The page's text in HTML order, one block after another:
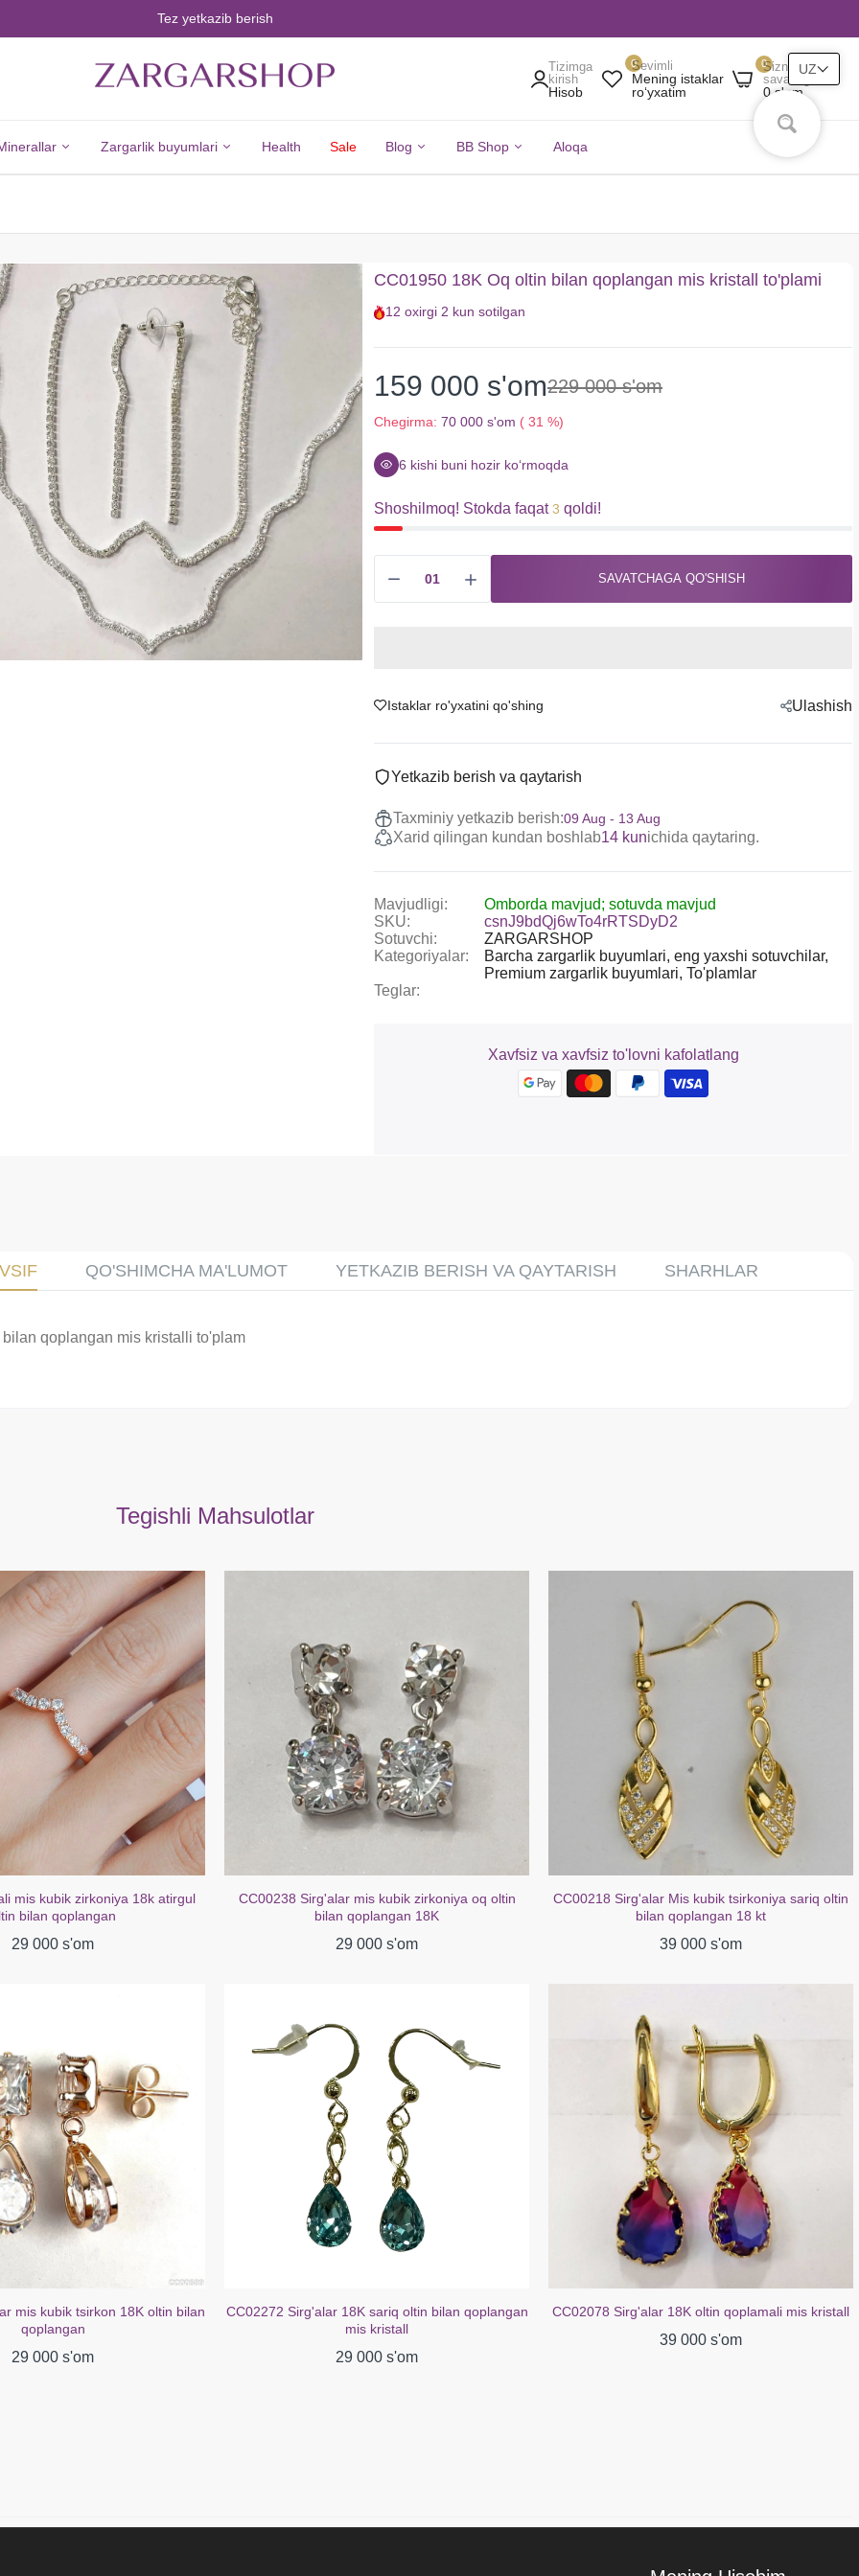
Tez yetkazib berish
Tizimga
kirish
Hisob
0Sevimli
Mening istaklar
roʻyxatim
0Sizning
savatingiz
0 s'om
Barcha
Minerallar
Zumrad
Granat
Ametist
Tanzanit
Boshqalar
Zargarlik buyumlari
Barcha
Zargarlik
Buyumlari
Kumush
Yangi
Tovarlar
Uzuklar
Ziraklar
Chanes
Kulonlar
Marjonlarni
Health Sale Blog BB Shop Aloqa
CC01950 18K Oq oltin bilan qoplangan mis kristall to'plami
12 oxirgi 2 kun sotilgan
159 000 s'om229 000 s'om
Chegirma: 70 000 s'om ( 31 %)
6 kishi buni hozir koʻrmoqda
Shoshilmoq! Stokda faqat3 qoldi!
SAVATCHAGA QO'SHISH
Istaklar ro'yxatini qo'shing Ulashish
Yetkazib berish va qaytarish
Taxminiy yetkazib berish:09 Aug - 13 Aug
Xarid qilingan kundan boshlab14 kunichida qaytaring.
Mavjudligi:
Omborda mavjud; sotuvda mavjud
SKU:
csnJ9bdQj6wTo4rRTSDyD2
Sotuvchi:
ZARGARSHOP
Kategoriyalar:
Barcha zargarlik buyumlari, eng yaxshi sotuvchilar,
Premium zargarlik buyumlari, To'plamlar
Teglar:
Xavfsiz va xavfsiz to'lovni kafolatlang
QO'SHIMCHA MA'LUMOT YETKAZIB BERISH VA QAYTARISH SHARHLAR
qoplangan mis kristalli to'plam
Tegishli Mahsulotlar
mis kubik zirkoniya oq oltin
qoplangan 18K
29 000 s'om
18K sariq oltin bilan qoplangan
mis kristall
29 000 s'om
CC00218 Sirg'alar Mis kubik tsirkoniya sariq oltin
bilan qoplangan 18 kt
39 000 s'om
CC02078 Sirg'alar 18K oltin qoplamali mis kristall
CC00316 Sirg'alar mis kubik zirkoniya oq oltin
bilan qoplangan 18K
39 000 s'om
CC00148 Uzuk guruch kubik tsirkoniya oq oltin
UZ